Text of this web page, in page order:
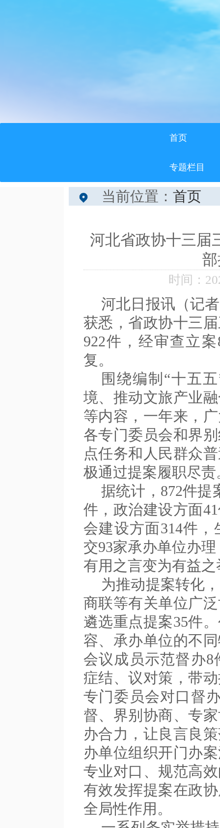
首页
专题栏目
当前位置： 首页
河北省政协十三届
时间：
河北日报讯（记
获悉，省政协十三
922件，经审查立
复。
围绕编制“十五
境、推动文旅产业
等内容，一年来，
各专门委员会和界
点任务和人民群众
极通过提案履职尽责
据统计，872件提
件，政治建设方面
会建设方面314件
交93家承办单位办
有用之言变为有益之
为推动提案转化
商联等有关单位广
遴选重点提案35件
容、承办单位的不
会议成员示范督办
症结、议对策，带
专门委员会对口督
督、界别协商、专
办合力，让良言良
办单位组织开门办
专业对口、规范高
有效发挥提案在政
全局性作用。